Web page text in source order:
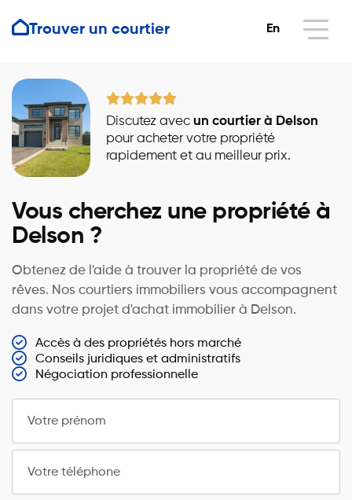
Trouver un courtier En
Discutez avec un courtier à Delson
pour acheter votre propriété
rapidement et au meilleur prix.
Vous cherchez une propriété à
Delson ?
Obtenez de l'aide à trouver la propriété de vos
rêves. Nos courtiers immobiliers vous accompagnent
dans votre projet d'achat immobilier à Delson.
Accès à des propriétés hors marché
Conseils juridiques et administratifs
Négociation professionnelle
Votre prénom
Votre téléphone